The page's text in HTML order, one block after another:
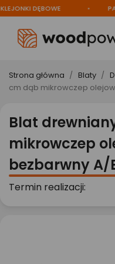
DĘBOWE
Strona główna Blaty
cm dąb mikrowczep
Blat
mikrowczep
bezbarwny A/
Termin realizacji: